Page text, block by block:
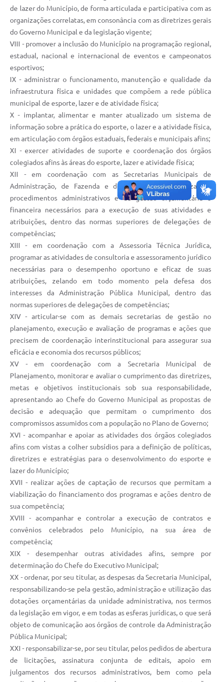
de lazer do Município, de forma articulada e participativa com as
organizações correlatas, em consonância com as diretrizes gerais
do Governo Municipal e da legislação vigente;
VIII - promover a inclusão do Município na programação regional,
estadual, nacional e internacional de eventos e campeonatos
esportivos;
IX - administrar o funcionamento, manutenção e qualidade da
infraestrutura física e unidades que compõem a rede pública
municipal de esporte, lazer e de atividade física;
X - implantar, alimentar e manter atualizado um sistema de
informação sobre a prática do esporte, o lazer e a atividade física,
em articulação com órgãos estaduais, federais e municipais afins;
XI - exercer atividades de suporte e coordenação dos órgãos
colegiados afins às áreas do esporte, lazer e atividade física;
XII - em coordenação com as Secretarias Municipais de
Administração, de Fazenda e de Planejamento, realizar os
procedimentos administrativos e de gestão orçamentária e
financeira necessários para a execução de suas atividades e
atribuições, dentro das normas superiores de delegações de
competências;
XIII - em coordenação com a Assessoria Técnica Jurídica,
programar as atividades de consultoria e assessoramento jurídico
necessárias para o desempenho oportuno e eficaz de suas
atribuições, zelando em todo momento pela defesa dos
interesses da Administração Pública Municipal, dentro das
normas superiores de delegações de competências;
XIV - articular-se com as demais secretarias de gestão no
planejamento, execução e avaliação de programas e ações que
precisem de coordenação interinstitucional para assegurar sua
eficácia e economia dos recursos públicos;
XV - em coordenação com a Secretaria Municipal de
Planejamento, monitorar e avaliar o cumprimento das diretrizes,
metas e objetivos institucionais sob sua responsabilidade,
apresentando ao Chefe do Governo Municipal as propostas de
decisão e adequação que permitam o cumprimento dos
compromissos assumidos com a população no Plano de Governo;
XVI - acompanhar e apoiar as atividades dos órgãos colegiados
afins com vistas a colher subsídios para a definição de políticas,
diretrizes e estratégias para o desenvolvimento do esporte e
lazer do Município;
XVII - realizar ações de captação de recursos que permitam a
viabilização do financiamento dos programas e ações dentro de
sua competência;
XVIII - acompanhar e controlar a execução de contratos e
convênios celebrados pelo Município, na sua área de
competência;
XIX - desempenhar outras atividades afins, sempre por
determinação do Chefe do Executivo Municipal;
XX - ordenar, por seu titular, as despesas da Secretaria Municipal,
responsabilizando-se pela gestão, administração e utilização das
dotações orçamentárias da unidade administrativa, nos termos
da legislação em vigor, e em todas as esferas jurídicas, o que será
objeto de comunicação aos órgãos de controle da Administração
Pública Municipal;
XXI - responsabilizar-se, por seu titular, pelos pedidos de abertura
de licitações, assinatura conjunta de editais, apoio em
julgamentos dos recursos administrativos, bem como pela